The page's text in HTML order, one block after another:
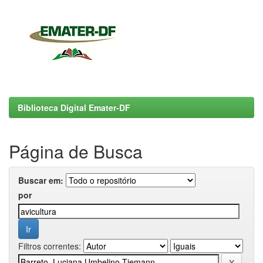
Biblioteca Digital Emater-DF
Página de Busca
Buscar em:
por
Filtros correntes: